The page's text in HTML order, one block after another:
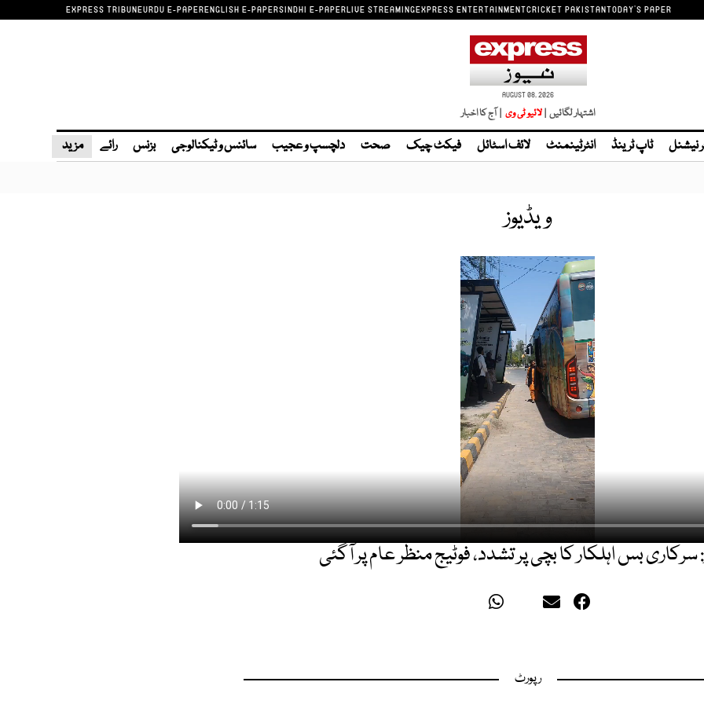
EXPRESS TRIBUNEURDU E-PAPERENGLISH E-PAPERSINDHI E-PAPERLIVE STREAMINGEXPRESS ENTERTAINMENTCRICKET PAKISTANTODAY'S PAPER
AUGUST 08, 2026
اشتہار لگائیں |لائیو ٹی وی | آج کا اخبار
نیشنل ٹاپ ٹرینڈ انٹرٹینمنٹ لائف اسٹائل فیکٹ چیک صحت دلچسپ و عجیب سائنس و ٹیکنالوجی بزنس رائے مزید
ویڈیوز
سرکاری بس اہلکار کا بچی پر تشدد، فوٹیج منظر عام پر آگئی
رپورٹ